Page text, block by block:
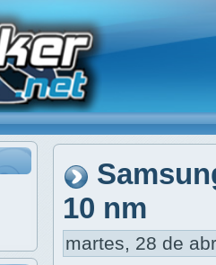
10 nm
martes, 28 de